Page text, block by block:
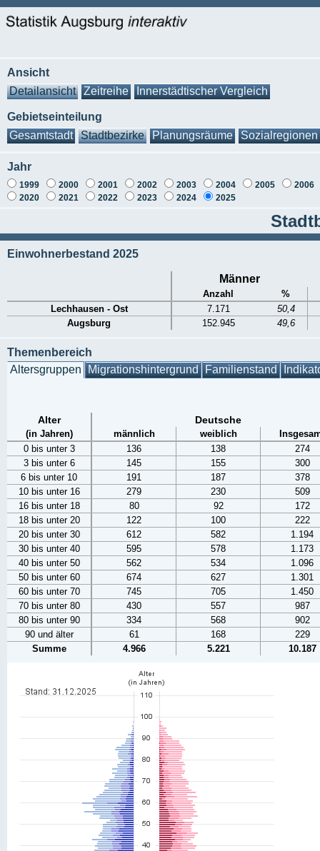
Ansicht
Detailansicht
Zeitreihe Innerstädtischer Vergleich
Gebietseinteilung
Gesamtstadt
Stadtbezirke Planungsräume Sozialregionen
Jahr
1999 2000 2001 2002 2003 2004 2005
2006
2020
2021 2022 2023 2024 2025
Einwohnerbestand 2025
Männer
Anzahl
%
Lechhausen - Ost
7.171
50,4
Augsburg
152.945 49,6
Themenbereich
Altersgruppen Migrationshintergrund Familienstand
Alter Deutsche
(in Jahren) männlich weiblich
0 bis unter 3
136 138
274
3 bis unter 6
145 155
300
6 bis unter 10
191 187
378
10 bis unter 16
279 230
509
16 bis unter 18
80 92
172
18 bis unter 20
122 100
222
20 bis unter 30
612 582
1.194
30 bis unter 40
595 578
1.173
40 bis unter 50
562 534
1.096
50 bis unter 60
674 627
1.301
60 bis unter 70
745 705
1.450
70 bis unter 80
430 557
987
80 bis unter 90
334 568
902
90 und älter
61 168
229
Summe
4.966 5.221 10.187